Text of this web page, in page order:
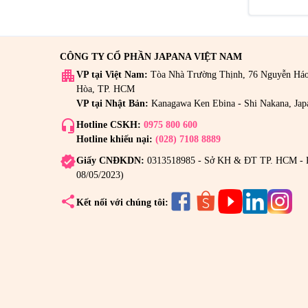
CÔNG TY CỔ PHẦN JAPANA VIỆT NAM
apartment VP tại Việt Nam: Tòa Nhà Trường Thịnh, 76 Nguyễn
Hòa, TP. HCM
VP tại Nhật Bản: Kanagawa Ken Ebina - Shi Nakana,
headset_mic Hotline CSKH: 0975 800 600
Hotline khiếu nại: (028) 7108 8889
verifiedGiấy CNĐKDN: 0313518985 - Sở KH & ĐT TP. HCM -
08/05/2023)
share Kết nối với chúng tôi: